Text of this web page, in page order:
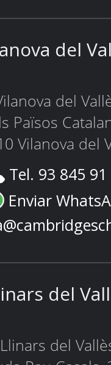
del
del
Països
Vilanova del
Tel. 93 845
Enviar
del
Llinars del